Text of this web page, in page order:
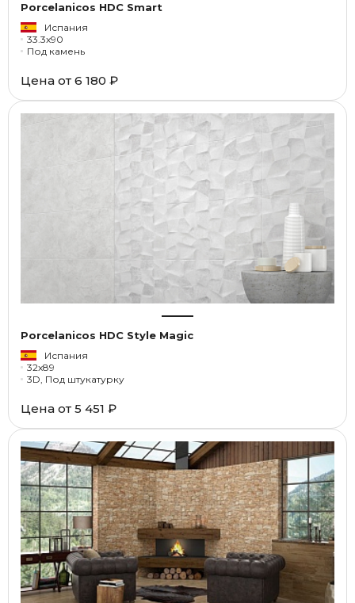
Porcelanicos HDC Smart
Испания
33.3x90
Под камень
Цена от 6 180 ₽
Porcelanicos HDC Style Magic
Испания
32x89
3D, Под штукатурку
Цена от 5 451 ₽